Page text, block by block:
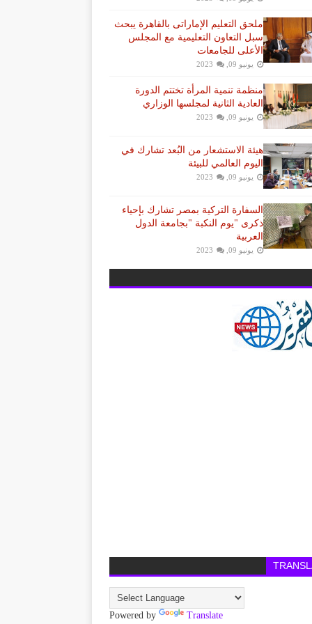
ملحق التعليم الإماراتى بالقاهرة يبحث
سبل التعاون التعليمية مع المجلس
الأعلى للجامعات
يونيو 09, 2023
منظمة تنمية المرأة تختتم الدورة
العادية الثانية لمجلسها الوزاري
يونيو 09, 2023
هيئة الاستشعار من البُعد تشارك في
اليوم العالمي للبيئة
يونيو 09, 2023
السفارة التركية بمصر تشارك بإحياء
ذكرى "يوم النكبة "بجامعة الدول
العربية
يونيو 09, 2023
Powered by Translate